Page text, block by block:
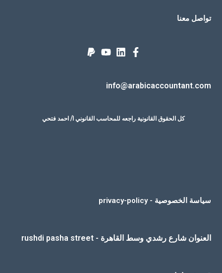
تواصل معنا
info@arabicaccountant.com
كل الحقوق القانونية راجعه للمحاسب القانوني ا/ احمد فتحي
سياسة الخصوصية - privacy-policy
العنوان شارع رشدي وسط القاهرة - rushdi pasha street